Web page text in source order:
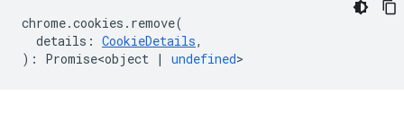
chrome.cookies . remove(
details : CookieDetails,
) : Promise<object | undefined>